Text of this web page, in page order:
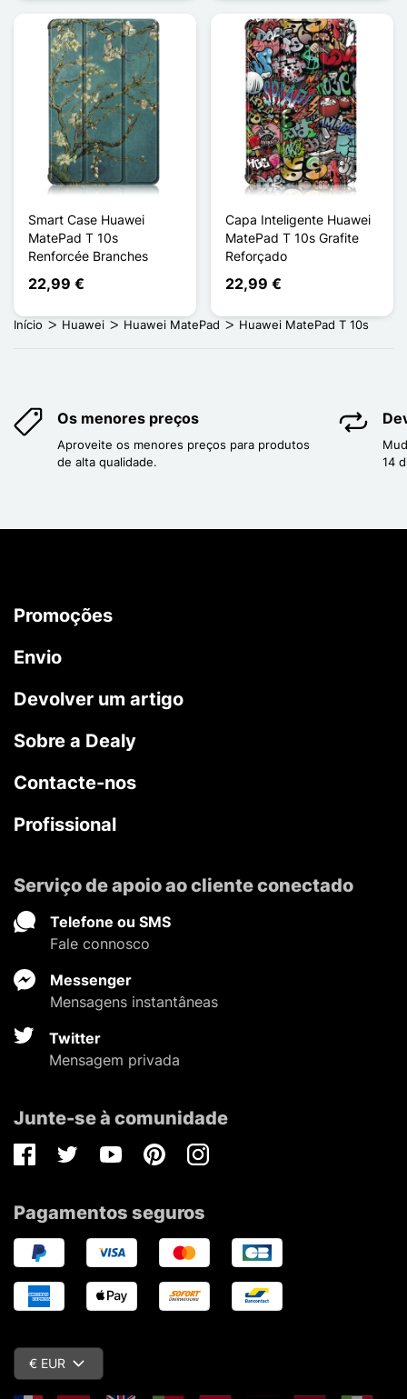
Smart Case Huawei
MatePad T 10s
Renforcée Branches
22,99 €
Capa Inteligente Huawei
MatePad T 10s Grafite
Reforçado
22,99 €
Início Huawei Huawei MatePad Huawei MatePad T 10s
Os menores preços
Aproveite os menores preços para produtos
de alta qualidade.
14
Promoções
Envio
Devolver um artigo
Sobre a Dealy
Contacte-nos
Profissional
Serviço de apoio ao cliente conectado
Telefone ou SMS
Fale connosco
Messenger
Mensagens instantâneas
Twitter
Mensagem privada
Junte-se à comunidade
FacebookTwitterYoutubePinterestInstagram
Pagamentos seguros
€ EUR